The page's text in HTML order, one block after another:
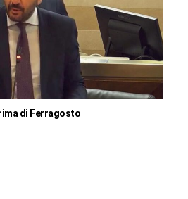
di Ferragosto